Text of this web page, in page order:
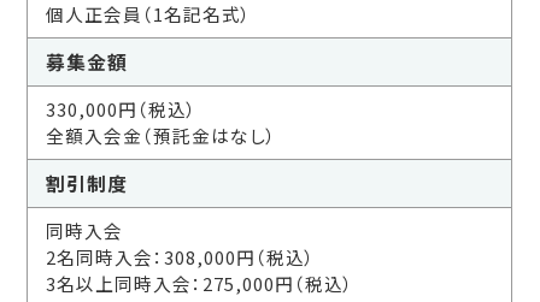
個人正会員（1名記名式）
募集金額
330,000円（税込）
全額入会金（預託金はなし）
割引制度
同時入会
2名同時入会：308,000円（税込）
3名以上同時入会：275,000円（税込）